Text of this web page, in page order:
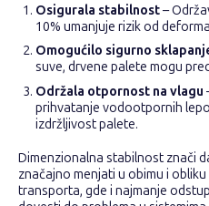
Osigurala stabilnost–
10% umanjuje rizik od
Omogućilo sigurno
suve, drvene palete mogu
Održala otpornost na vlagu
prihvatanje vodootpornih
izdržljivost palete.
Dimenzionalna stabilnost znači
značajno menjati u obimu i
transporta, gde i najmanje